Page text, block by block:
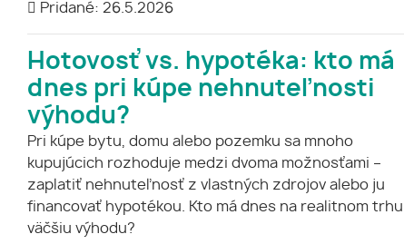
Pridané: 26.5.2026
Hotovosť vs. hypotéka: kto má
dnes pri kúpe nehnuteľnosti
výhodu?
Pri kúpe bytu, domu alebo pozemku sa mnoho
kupujúcich rozhoduje medzi dvoma možnosťami –
zaplatiť nehnuteľnosť z vlastných zdrojov alebo ju
financovať hypotékou. Kto má dnes na realitnom trhu
väčšiu výhodu?